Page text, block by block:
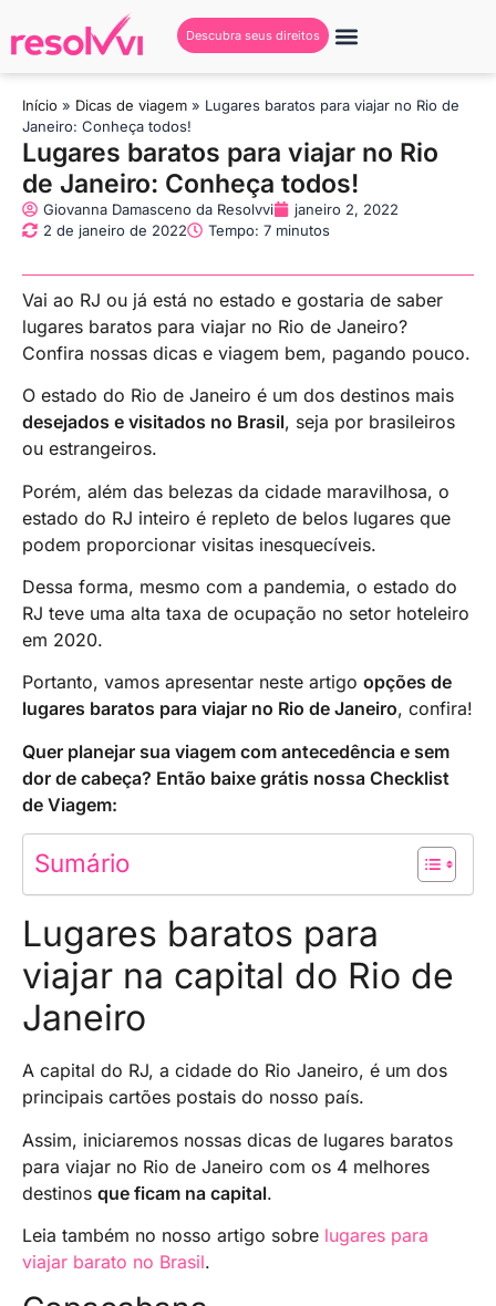
Descubra seus direitos
Início » Dicas de viagem » Lugares baratos para viajar no Rio de
Janeiro: Conheça todos!
Lugares baratos para viajar no Rio
de Janeiro: Conheça todos!
Giovanna Damasceno da Resolvvi
janeiro 2, 2022
2 de janeiro de 2022
Tempo: 7 minutos
Vai ao RJ ou já está no estado e gostaria de saber
lugares baratos para viajar no Rio de Janeiro?
Confira nossas dicas e viagem bem, pagando pouco.
O estado do Rio de Janeiro é um dos destinos mais
desejados e visitados no Brasil, seja por brasileiros
ou estrangeiros.
Porém, além das belezas da cidade maravilhosa, o
estado do RJ inteiro é repleto de belos lugares que
podem proporcionar visitas inesquecíveis.
Dessa forma, mesmo com a pandemia, o estado do
RJ teve uma alta taxa de ocupação no setor hoteleiro
em 2020.
Portanto, vamos apresentar neste artigo opções de
lugares baratos para viajar no Rio de Janeiro, confira!
Quer planejar sua viagem com antecedência e sem
dor de cabeça? Então baixe grátis nossa Checklist
de Viagem:
Sumário
Lugares baratos para
viajar na capital do Rio de
Janeiro
A capital do RJ, a cidade do Rio Janeiro, é um dos
principais cartões postais do nosso país.
Assim, iniciaremos nossas dicas de lugares baratos
para viajar no Rio de Janeiro com os 4 melhores
destinos que ficam na capital.
Leia também no nosso artigo sobre lugares para
viajar barato no Brasil.